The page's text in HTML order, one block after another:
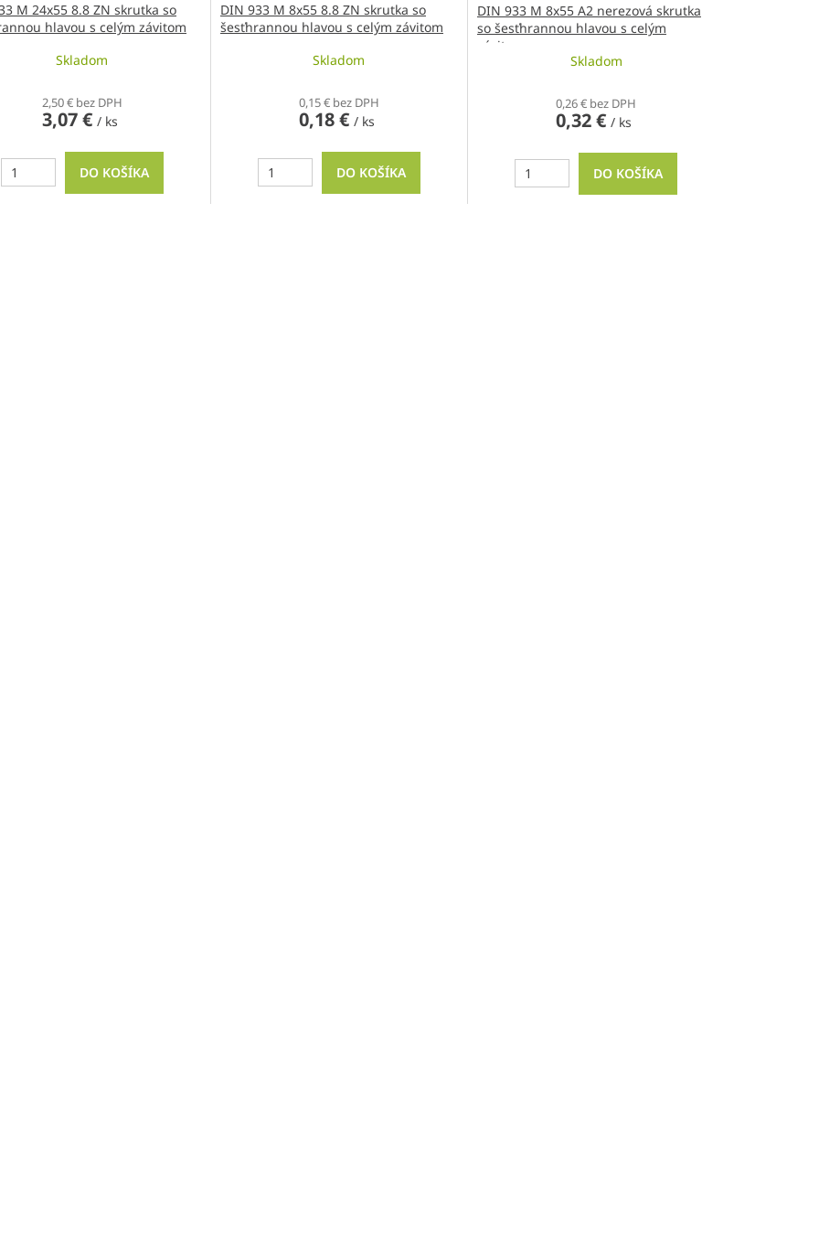
M 24x55 8.8 ZN skrutka so
hlavou s celým závitom
Skladom
2,50 € bez DPH
3,07 € / ks
DO KOŠÍKA
DIN 933 M 8x55 8.8 ZN skrutka so
šesťhrannou hlavou s celým závitom
Skladom
0,15 € bez DPH
0,18 € / ks
DO KOŠÍKA
DIN 933 M 8x55 A2 nerezová skrutka
so šesťhrannou hlavou s celým
závitom
Skladom
0,26 € bez DPH
0,32 €/ ks
DO KOŠÍKA